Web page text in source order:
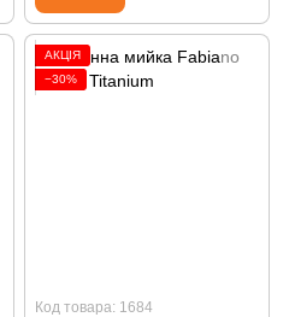
АКЦІЯ
−30%
Код товара: 1684